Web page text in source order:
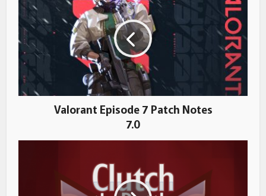
Valorant Episode 7 Patch Notes
7.0